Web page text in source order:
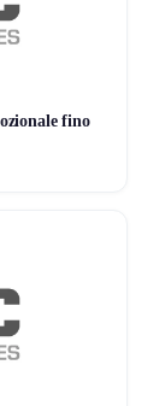
cumulabile
Controlla
fino